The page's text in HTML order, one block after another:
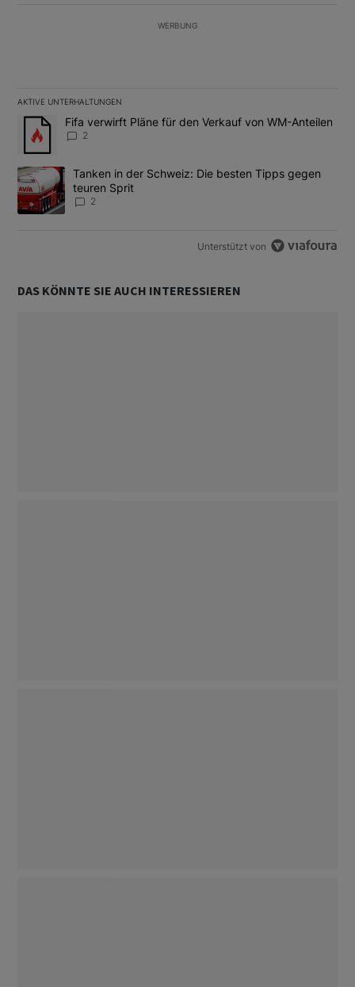
WERBUNG
AKTIVE UNTERHALTUNGEN
Das Folgende ist eine Liste der am meisten kommentierten
Ein Trendartikel mit dem Titel "Fifa verwirft Pläne für den
Fifa verwirft Pläne für den Verkauf von WM-Anteilen
2
Ein Trendartikel mit dem Titel "Tanken in der Schweiz: Die
Tanken in der Schweiz: Die besten Tipps gegen
teuren Sprit
2
Unterstützt von
DAS KÖNNTE SIE AUCH INTERESSIEREN